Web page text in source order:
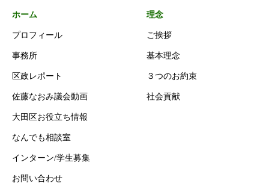
ホーム
プロフィール
事務所
区政レポート
佐藤なおみ議会動画
大田区お役立ち情報
なんでも相談室
インターン/学生募集
お問い合わせ
理念
ご挨拶
基本理念
３つのお約束
社会貢献